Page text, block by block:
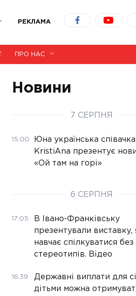
РЕКЛАМА
ПРО НАС
Новини
7 СЕРПНЯ
15:00
Юна українська співачка
KristiAna презентує
«Ой там на горі»
6 СЕРПНЯ
17:05
В Івано-Франківську
презентували виставку,
навчає спілкуватися без
стереотипів. Відео
16:39
Державні виплати для
дітьми можна